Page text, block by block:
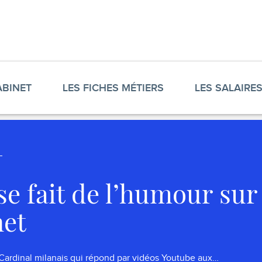
LES FICHES MÉTIERS LES SALAIRES
fait de l’humour sur
milanais qui répond par vidéos Youtube aux…